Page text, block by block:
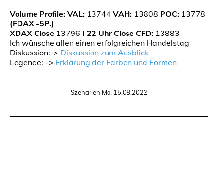
Volume Profile: VAL: 13744 VAH: 13808 POC: 13778
(FDAX -5P.)
XDAX Close 13796 I 22 Uhr Close CFD: 13883
Ich wünsche allen einen erfolgreichen Handelstag
Diskussion:-> Diskussion zum Ausblick
Legende: -> Erklärung der Farben und Formen
Szenarien Mo. 15.08.2022